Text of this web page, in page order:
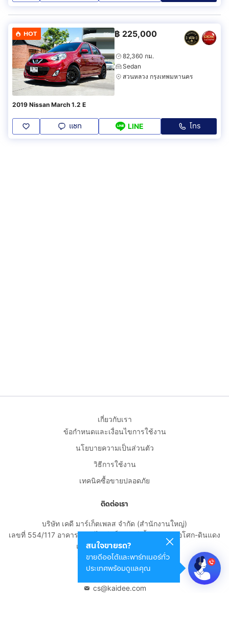
HOT ฿ 225,000
82,360 กม.
Sedan
สวนหลวง กรุงเทพมหานคร
2019 Nissan March 1.2 E
แชท LINE โทร
สนใจขายรถ?
ขายดีออโต้และพาร์ทเนอร์ทั่ว
ประเทศพร้อมดูแลคุณ
เกี่ยวกับเรา
ข้อกำหนดและเงื่อนไขการใช้งาน
นโยบายความเป็นส่วนตัว
วิธีการใช้งาน
เทคนิคซื้อขายปลอดภัย
ติดต่อเรา
บริษัท เคดี มาร์เก็ตเพลส จำกัด (สำนักงานใหญ่)
เลขที่ 554/117 อาคารสกายไนน์ เซ็นเตอร์ ชั้น 22 ถนนอโศก-ดินแดง
แขวงดินแดง เขตดินแดง
กรุงเทพมหานคร 10400
cs@kaidee.com